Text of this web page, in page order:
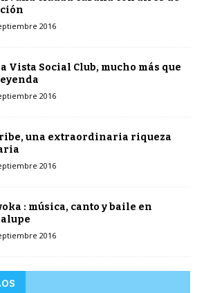
2016
Vista Social Club, mucho más que
2016
una extraordinaria riqueza
2016
: música, canto y baile en
2016